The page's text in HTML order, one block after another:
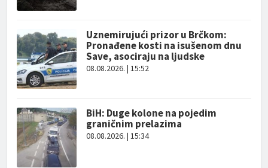
Uznemirujući prizor u Brčkom:
Pronađene kosti na isušenom dnu
Save, asociraju na ljudske
08.08.2026. | 15:52
BiH: Duge kolone na pojedim
graničnim prelazima
08.08.2026. | 15:34